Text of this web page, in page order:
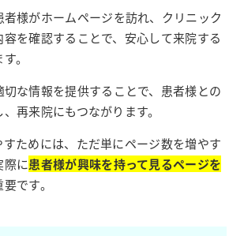
者様がホームページを訪れ、クリニック
を確認することで、安心して来院する
。
切な情報を提供することで、患者様との
再来院にもつながります。
ためには、ただ単にページ数を増やす
際に患者様が興味を持って見るページを
です。